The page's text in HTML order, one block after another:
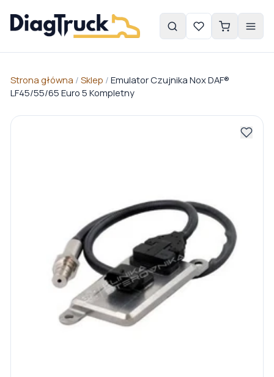
Strona główna / Sklep / Emulator Czujnika Nox DAF®
LF45/55/65 Euro 5 Kompletny